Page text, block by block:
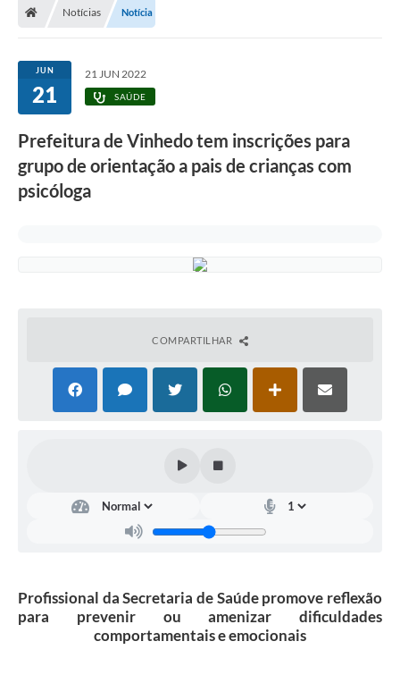
Licitações
Transparência
Concursos e Processos Seletivos
Inclusão e Acessibilidade
Defesa Civil
Listagem dos CEPs de Vinhedo
Acesso à Informação
Notícias Notícia
JUN
21
21 JUN 2022
SAÚDE
Prefeitura de Vinhedo tem inscrições para
grupo de orientação a pais de crianças com
psicóloga
COMPARTILHAR
Profissional da Secretaria de Saúde promove reflexão
para prevenir ou amenizar dificuldades
comportamentais e emocionais